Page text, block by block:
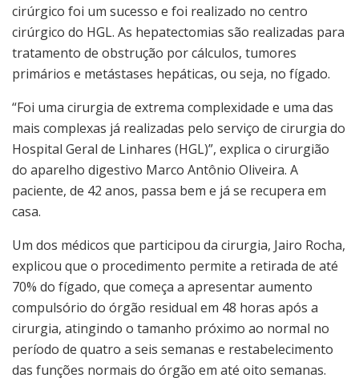
cirúrgico foi um sucesso e foi realizado no centro
cirúrgico do HGL. As hepatectomias são realizadas para
tratamento de obstrução por cálculos, tumores
primários e metástases hepáticas, ou seja, no fígado.
“Foi uma cirurgia de extrema complexidade e uma das
mais complexas já realizadas pelo serviço de cirurgia do
Hospital Geral de Linhares (HGL)”, explica o cirurgião
do aparelho digestivo Marco Antônio Oliveira. A
paciente, de 42 anos, passa bem e já se recupera em
casa.
Um dos médicos que participou da cirurgia, Jairo Rocha,
explicou que o procedimento permite a retirada de até
70% do fígado, que começa a apresentar aumento
compulsório do órgão residual em 48 horas após a
cirurgia, atingindo o tamanho próximo ao normal no
período de quatro a seis semanas e restabelecimento
das funções normais do órgão em até oito semanas.